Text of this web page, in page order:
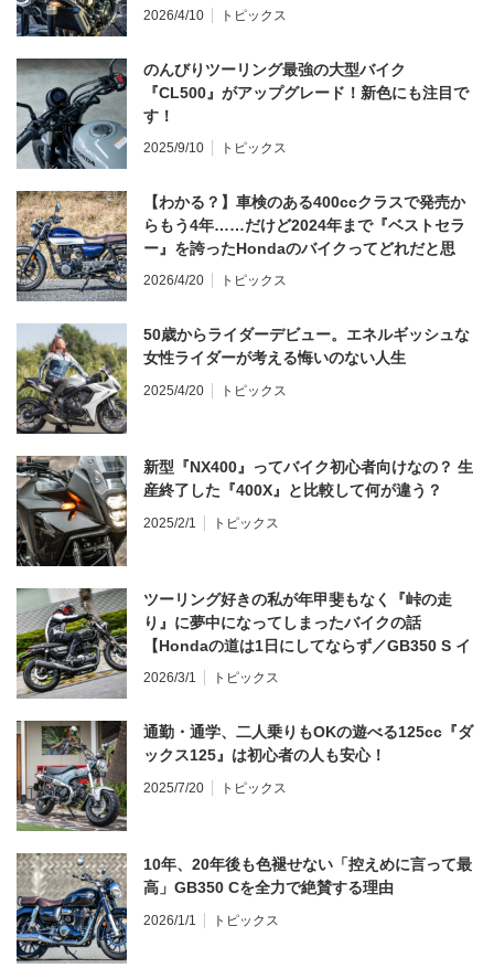
てならず／CB1000F ①第一印象 編】
2026/4/10 トピックス
のんびりツーリング最強の大型バイク
『CL500』がアップグレード！新色にも注目で
す！
2025/9/10 トピックス
【わかる？】車検のある400ccクラスで発売か
らもう4年……だけど2024年まで『ベストセラ
ー』を誇ったHondaのバイクってどれだと思
う？
2026/4/20 トピックス
50歳からライダーデビュー。エネルギッシュな
女性ライダーが考える悔いのない人生
2025/4/20 トピックス
新型『NX400』ってバイク初心者向けなの？ 生
産終了した『400X』と比較して何が違う？
2025/2/1 トピックス
ツーリング好きの私が年甲斐もなく『峠の走
り』に夢中になってしまったバイクの話
【Hondaの道は1日にしてならず／GB350 S イ
ンプレ・レビュー 前編】
2026/3/1 トピックス
通勤・通学、二人乗りもOKの遊べる125cc『ダ
ックス125』は初心者の人も安心！
2025/7/20 トピックス
10年、20年後も色褪せない「控えめに言って最
高」GB350 Cを全力で絶賛する理由
2026/1/1 トピックス